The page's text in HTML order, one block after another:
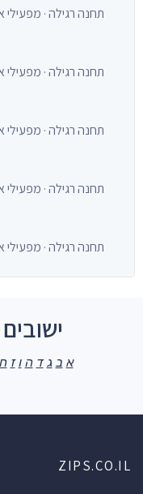
תחנה רגילה · מפעילי אוטובוסים
תחנה רגילה · מפעילי אוטובוסים
תחנה רגילה · מפעילי אוטובוסים
תחנה רגילה · מפעילי אוטובוסים
תחנה רגילה · מפעילי אוטובוסים
א ב ג ד ה ו ז ח
ZIPS.CO.IL